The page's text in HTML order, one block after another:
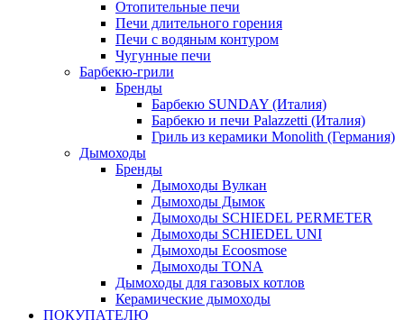
Отопительные печи
Печи длительного горения
Печи с водяным контуром
Чугунные печи
Барбекю-грили
Бренды
Барбекю SUNDAY (Италия)
Барбекю и печи Palazzetti (Италия)
Гриль из керамики Monolith (Германия)
Дымоходы
Бренды
Дымоходы Вулкан
Дымоходы Дымок
Дымоходы SCHIEDEL PERMETER
Дымоходы SCHIEDEL UNI
Дымоходы Ecoosmose
Дымоходы TONA
Дымоходы для газовых котлов
Керамические дымоходы
ПОКУПАТЕЛЮ